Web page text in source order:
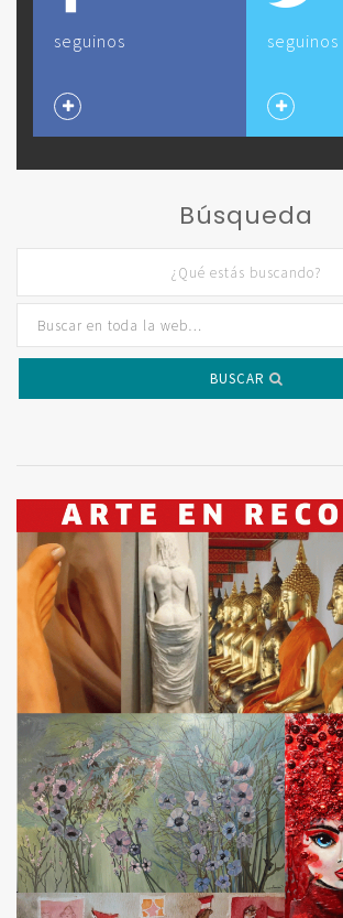
seguinos seguinos
Búsqueda
BUSCAR